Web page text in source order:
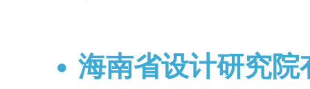
•海南省设计研究院